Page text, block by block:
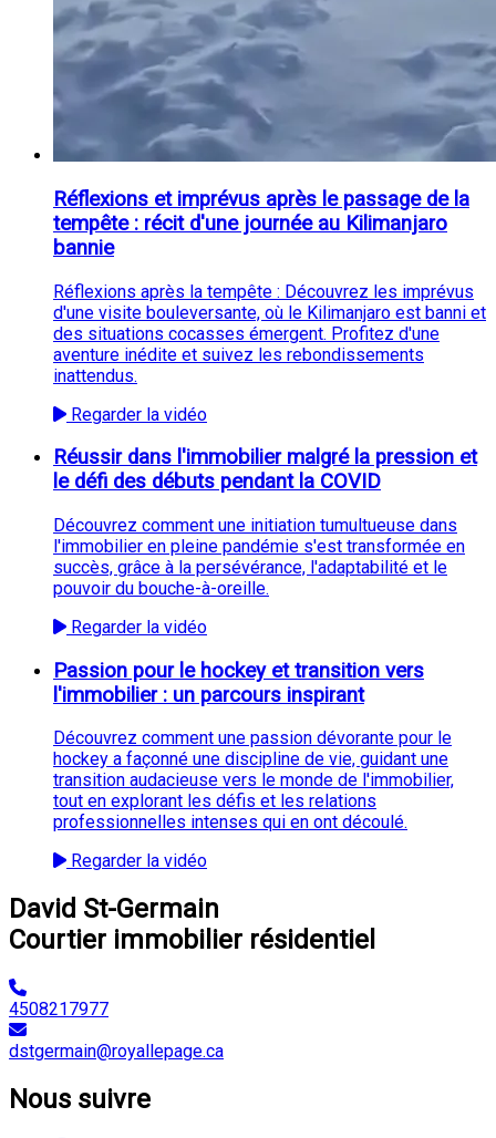
Réflexions et imprévus après le passage de la
tempête : récit d'une journée au Kilimanjaro
bannie
Réflexions après la tempête : Découvrez les imprévus
d'une visite bouleversante, où le Kilimanjaro est banni et
des situations cocasses émergent. Profitez d'une
aventure inédite et suivez les rebondissements
inattendus.
Regarder la vidéo
Réussir dans l'immobilier malgré la pression et
le défi des débuts pendant la COVID
Découvrez comment une initiation tumultueuse dans
l'immobilier en pleine pandémie s'est transformée en
succès, grâce à la persévérance, l'adaptabilité et le
pouvoir du bouche-à-oreille.
Regarder la vidéo
Passion pour le hockey et transition vers
l'immobilier : un parcours inspirant
Découvrez comment une passion dévorante pour le
hockey a façonné une discipline de vie, guidant une
transition audacieuse vers le monde de l'immobilier,
tout en explorant les défis et les relations
professionnelles intenses qui en ont découlé.
Regarder la vidéo
David St-Germain
Courtier immobilier résidentiel
4508217977
dstgermain@royallepage.ca
Nous suivre